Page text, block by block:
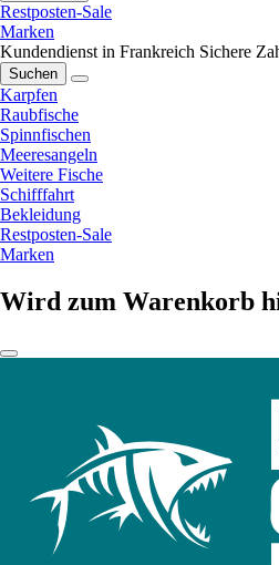
Restposten-Sale
Marken
Kundendienst in Frankreich Sichere
Suchen
Karpfen
Raubfische
Spinnfischen
Meeresangeln
Weitere Fische
Schifffahrt
Bekleidung
Restposten-Sale
Marken
Wird zum Warenkorb